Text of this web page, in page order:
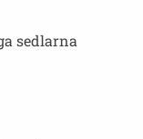
sedlarna